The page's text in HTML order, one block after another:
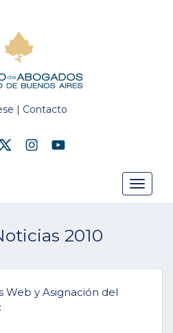
| Contacto
Toggle
2010
Web y Asignación del